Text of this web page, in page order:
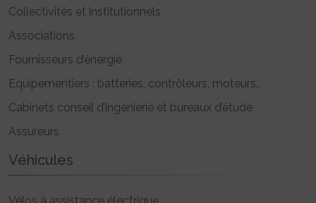
Collectivités et institutionnels
Associations
Fournisseurs d’énergie
Equipementiers : batteries, contrôleurs, moteurs..
Cabinets conseil d’ingénierie et bureaux d’étude
Assureurs
Véhicules